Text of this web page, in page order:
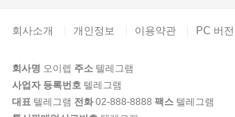
회사소개 개인정보 이용약관 PC 버전
회사명 오이렙 주소 텔레그램
사업자 등록번호 텔레그램
대표 텔레그램 전화 02-888-8888 팩스 텔레그램